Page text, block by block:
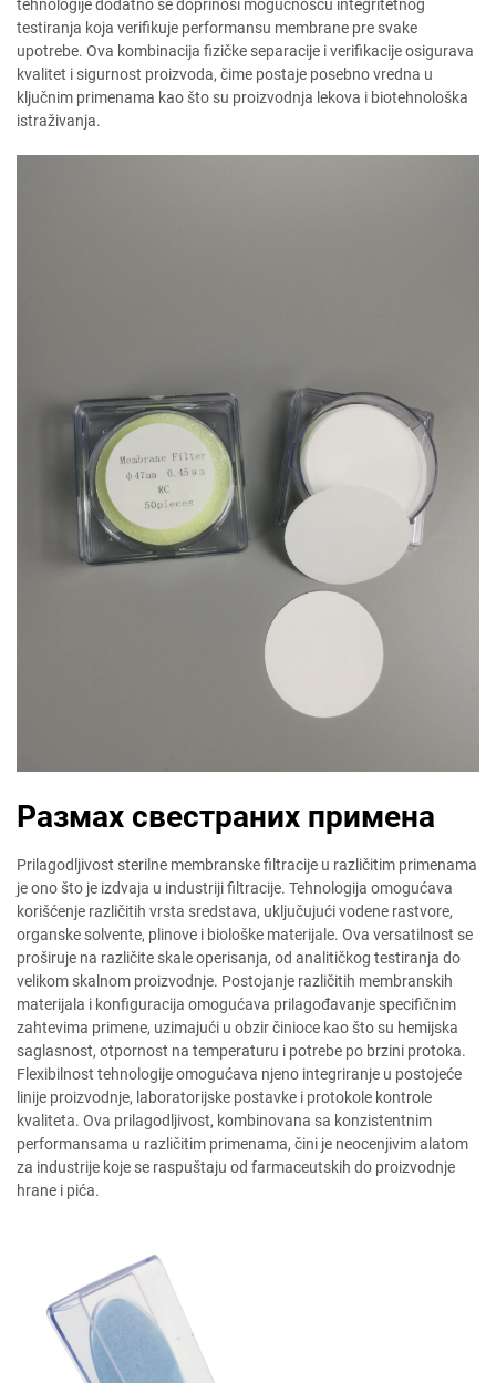
tehnologije dodatno se doprinosi mogućnošću integritetnog
testiranja koja verifikuje performansu membrane pre svake
upotrebe. Ova kombinacija fizičke separacije i verifikacije osigurava
kvalitet i sigurnost proizvoda, čime postaje posebno vredna u
ključnim primenama kao što su proizvodnja lekova i biotehnološka
istraživanja.
Размах свестраних примена
Prilagodljivost sterilne membranske filtracije u različitim primenama
je ono što je izdvaja u industriji filtracije. Tehnologija omogućava
korišćenje različitih vrsta sredstava, uključujući vodene rastvorе,
organske solvente, plinove i biološke materijale. Ova versatilnost se
proširuje na različite skale operisanja, od analitičkog testiranja do
velikom skalnom proizvodnje. Postojanje različitih membranskih
materijala i konfiguracija omogućava prilagođavanje specifičnim
zahtevima primene, uzimajući u obzir činioce kao što su hemijska
saglasnost, otpornost na temperaturu i potrebe po brzini protoka.
Flexibilnost tehnologije omogućava njeno integriranje u postojeće
linije proizvodnje, laboratorijske postavke i protokole kontrole
kvaliteta. Ova prilagodljivost, kombinovana sa konzistentnim
performansama u različitim primenama, čini je neocenjivim alatom
za industrije koje se raspuštaju od farmaceutskih do proizvodnje
hrane i pića.